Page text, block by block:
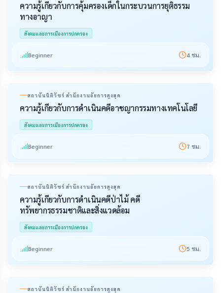
ความรู้เกี่ยวกับการคุ้มครองเด็กในกระบวนการยุติธรรม
ทางอาญา
สังคมและการเมืองการปกครอง
Beginner 4 ชม.
สถาบันนิติวัชร์ สำนักงานอัยการสูงสุด
ความรู้เกี่ยวกับการดำเนินคดีอาชญากรรมทางเทคโนโลยี
สังคมและการเมืองการปกครอง
Beginner 7 ชม.
สถาบันนิติวัชร์ สำนักงานอัยการสูงสุด
ความรู้เกี่ยวกับการดำเนินคดีป่าไม้ คดี
ทรัพยากรธรรมชาติและสิ่งแวดล้อม
สังคมและการเมืองการปกครอง
Beginner 5 ชม.
สถาบันนิติวัชร์ สำนักงานอัยการสูงสุด